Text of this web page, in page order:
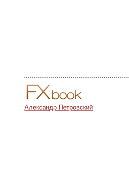
Александр Петровский